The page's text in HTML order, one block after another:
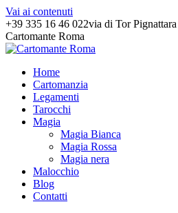
Vai ai contenuti
+39 335 16 46 022via di Tor
Cartomante Roma
Home
Cartomanzia
Legamenti
Tarocchi
Magia
Magia Bianca
Magia Rossa
Magia nera
Malocchio
Blog
Contatti